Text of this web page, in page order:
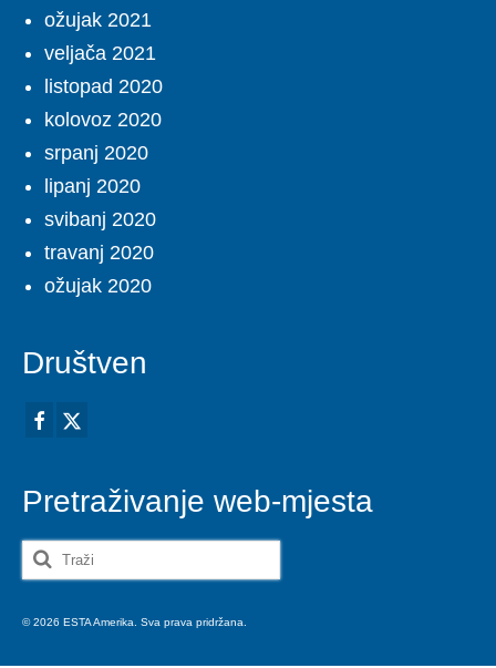
ožujak 2021
veljača 2021
listopad 2020
kolovoz 2020
srpanj 2020
lipanj 2020
svibanj 2020
travanj 2020
ožujak 2020
Društven
Pretraživanje web-mjesta
Search
for:
© 2026 ESTA Amerika. Sva prava pridržana.